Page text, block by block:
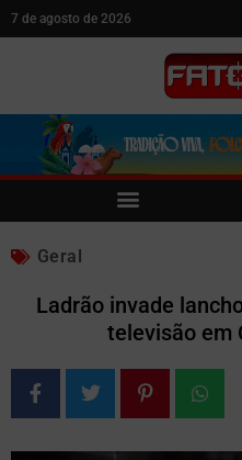
7 de agosto de 2026
Geral
Ladrão invade
televisão em